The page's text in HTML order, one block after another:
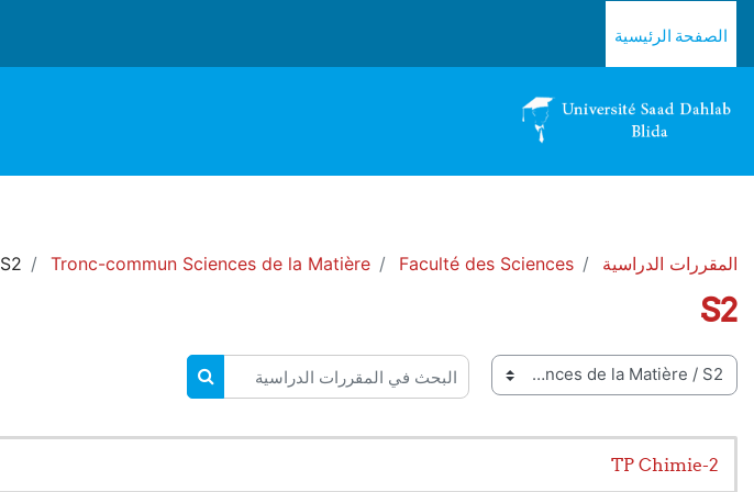
الصفحة الرئيسية
المقررات الدراسية Faculté des Sciences
Tronc-commun Sciences de la Matière
S2
S2
المقررات
البحث في المقررات الدراسية
البحث في المقررات الدراسية
TP Chimie-2